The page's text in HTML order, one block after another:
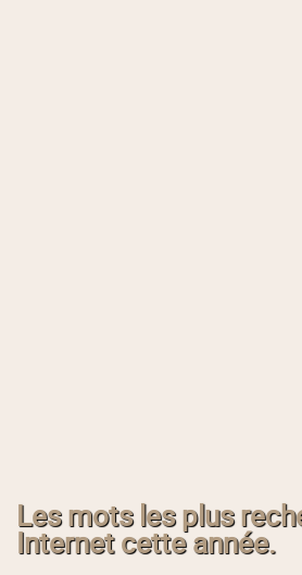
Les mots les plus
Internet cette année.